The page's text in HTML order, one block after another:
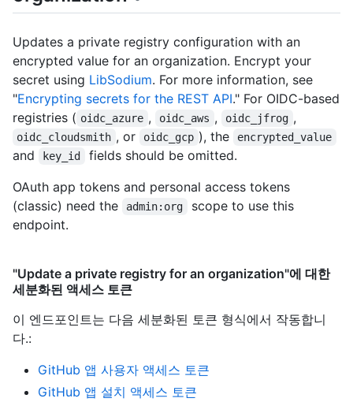
Updates a private registry configuration with an
encrypted value for an organization. Encrypt your
secret using LibSodium. For more information, see
"Encrypting secrets for the REST API." For OIDC-based
registries ( oidc_azure , oidc_aws , oidc_jfrog ,
oidc_cloudsmith , or oidc_gcp ), the encrypted_value
and key_id
fields should be omitted.
OAuth app tokens and personal access tokens
(classic) need the
admin:org
scope to use this
endpoint.
"Update a private registry for an organization"에 대한
세분화된 액세스 토큰
이 엔드포인트는 다음 세분화된 토큰 형식에서 작동합니
다.:
GitHub 앱 사용자 액세스 토큰
GitHub 앱 설치 액세스 토큰